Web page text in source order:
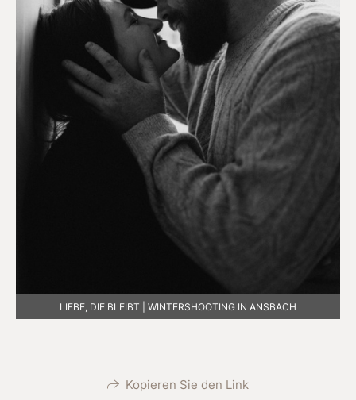
LIEBE, DIE BLEIBT | WINTERSHOOTING IN ANSBACH
Kopieren Sie den Link